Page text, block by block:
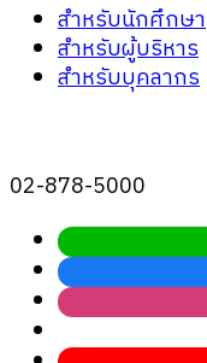
สำหรับนักศึกษา
สำหรับผู้บริหาร
สำหรับบุคลากร
02-878-5000